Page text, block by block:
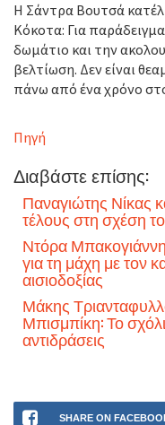
Η Σάντρα Βουτσά
Κόκοτα: Για
δωμάτιο και την
βελτίωση. Δεν είναι
πάνω από ένα χρόνο
Πηγή
Διαβάστε επίσης:
Παναγιώτης Νίκας
τέλους στη σχέση
Ντόρα
για τη μάχη με τον
αισιοδοξίας
Μάκης
Μπισμπίκη: Το
αντιδράσεις
SHARE ON